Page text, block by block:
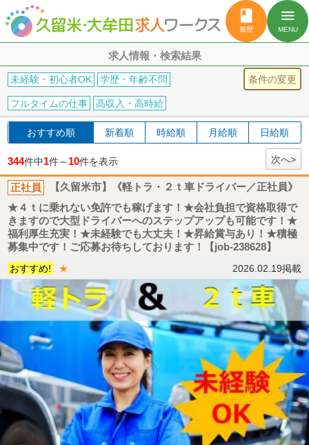
book
履歴
menu
MENU
求人情報・検索結果
条件の変更
未経験・初心者OK 学歴・年齢不問
フルタイムの仕事 高収入・高時給
おすすめ順 新着順 時給順 月給順 日給順
344件中1件～ 10件を表示 次へ>
正社員
【久留米市】《軽トラ・２ｔ車ドライバー／正社員》
★４ｔに乗れない免許でも稼げます！★会社負担で資格取得で
きますので大型ドライバーへのステップアップも可能です！★
福利厚生充実！★未経験でも大丈夫！★昇給賞与あり！★積極
募集中です！ご応募お待ちしております！【job-238628】
おすすめ!
★ 2026.02.19掲載